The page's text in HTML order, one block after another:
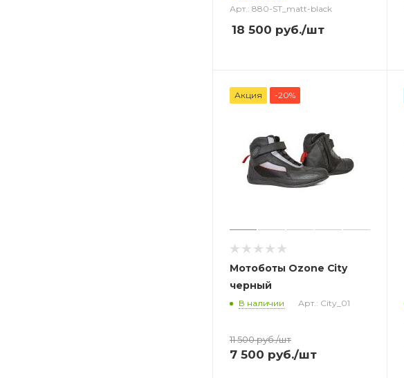
Арт.: 880-ST_matt-black
18 500 руб./шт
Акция -20%
Мотоботы Ozone City
черный
В наличии Арт.: City_01
11 500руб./шт
7 500 руб./шт